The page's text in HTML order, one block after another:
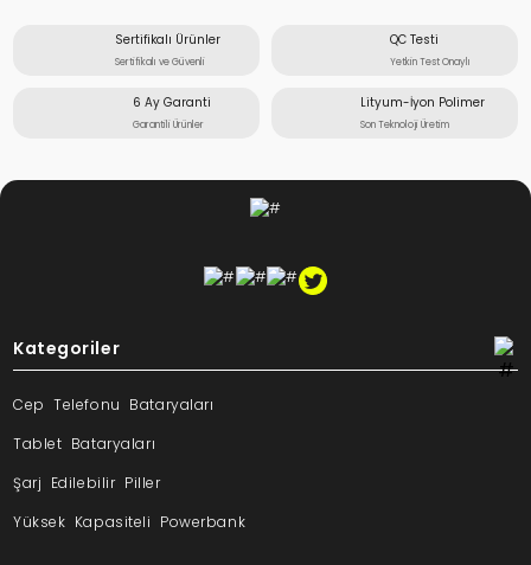
Sertifikalı Ürünler
Sertifikalı ve Güvenli
QC Testi
Yetkin Test Onaylı
6 Ay Garanti
Garantili Ürünler
Lityum-İyon Polimer
Son Teknoloji Üretim
Kategoriler
Cep Telefonu Bataryaları
Tablet Bataryaları
Şarj Edilebilir Piller
Yüksek Kapasiteli Powerbank